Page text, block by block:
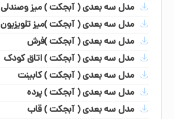
مدل سه بعدی ( آبجکت ) میز وصندلی
مدل سه بعدی ( آبجکت )میز تلویزیون
مدل سه بعدی ( آبجکت )فرش
مدل سه بعدی ( آبجکت ) اتاق کودک
مدل سه بعدی ( آبجکت ) کابینت
مدل سه بعدی ( آبجکت ) پرده
مدل سه بعدی ( آبجکت ) قاب